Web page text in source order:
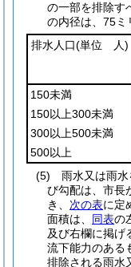
の一部を排除す
の内径は、75ミ
排水人口(単位 人)
150未満
150以上300未満
300以上500未満
500以上
(5)
雨水又は雨
び勾配は、市長
き、 次の表に定
面積は、 同表の
及び右欄に掲げ
流下能力のある
排除される雨水